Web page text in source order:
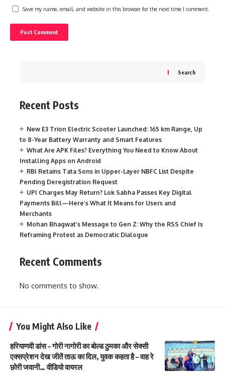
Save my name, email, and website in this browser for the next time I comment.
Search
Recent Posts
New E3 Trion Electric Scooter Launched: 165 km Range, Up
to 8-Year Battery Warranty and Smart Features
What Are APK Files? Everything You Need to Know About
Installing Apps on Android
RBI Retains Tata Sons in Upper-Layer NBFC List Despite
Pending Deregistration Request
UPI Charges May Return? Lok Sabha Passes Key Digital
Payments Bill—Here’s What It Means for Users and
Merchants
Mohan Bhagwat’s Message to Gen Z: Why the RSS Chief Is
Reframing Protest as Democratic Dialogue
Recent Comments
No comments to show.
You Might Also Like
हरियाणवी डांस – गोरी नागोरी का बोल्ड ठुमका और सेक्सी
एक्सप्रेशन देख जीतें ताऊ का दिल, युवक कहता है – वाह रे
छोरी जवानी… वीडियो वायरल